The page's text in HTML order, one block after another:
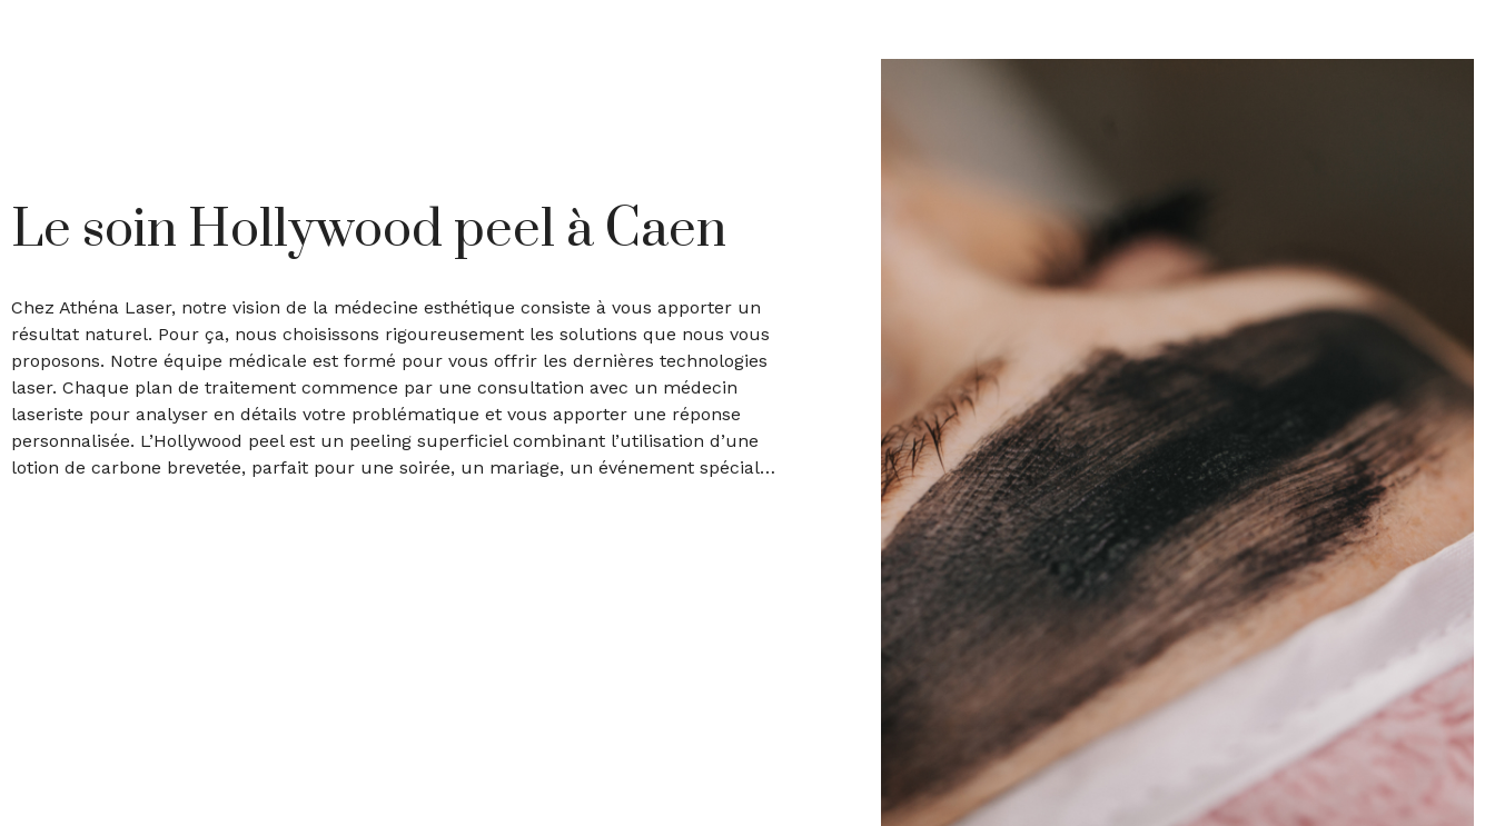
Le soin Hollywood peel à Caen
Chez Athéna Laser, notre vision de la médecine esthétique consiste à vous apporter un
résultat naturel. Pour ça, nous choisissons rigoureusement les solutions que nous vous
proposons. Notre équipe médicale est formé pour vous offrir les dernières technologies
laser. Chaque plan de traitement commence par une consultation avec un médecin
laseriste pour analyser en détails votre problématique et vous apporter une réponse
personnalisée. L’Hollywood peel est un peeling superficiel combinant l’utilisation d’une
lotion de carbone brevetée, parfait pour une soirée, un mariage, un événement spécial…